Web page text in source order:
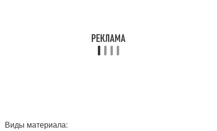
Виды материала: